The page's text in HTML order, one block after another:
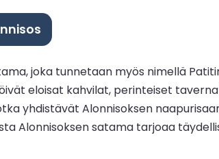
joka tunnetaan myös nimellä
eloisat kahvilat, perinteiset
yhdistävät Alonnisoksen
Alonnisoksen satama tarjoaa